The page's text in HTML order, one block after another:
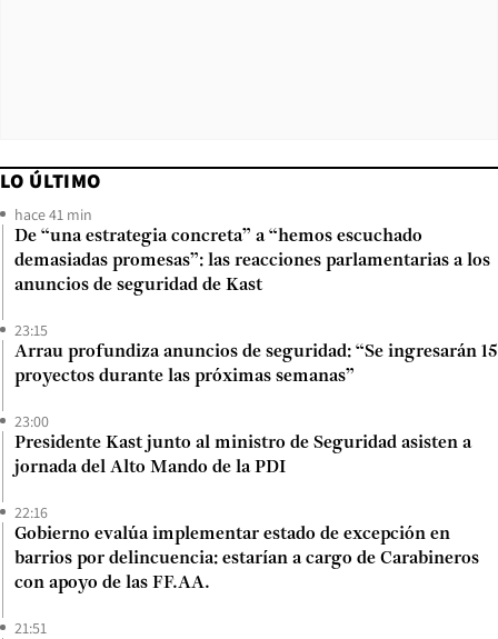
LO ÚLTIMO
hace 41 min
De “una estrategia concreta” a “hemos escuchado
demasiadas promesas”: las reacciones parlamentarias a los
anuncios de seguridad de Kast
23:15
Arrau profundiza anuncios de seguridad: “Se ingresarán 15
proyectos durante las próximas semanas”
23:00
Presidente Kast junto al ministro de Seguridad asisten a
jornada del Alto Mando de la PDI
22:16
Gobierno evalúa implementar estado de excepción en
barrios por delincuencia: estarían a cargo de Carabineros
con apoyo de las FF.AA.
21:51